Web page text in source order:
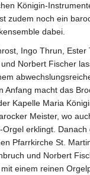
Königin-
zudem noch ein
dabei.
Ingo Thrun, Ester
Norbert Fischer
Anfang macht das
Kapelle Maria
Meister, wo
Orgel erklingt. Danach
Pfarrkirche St.
und Norbert
einem reinen